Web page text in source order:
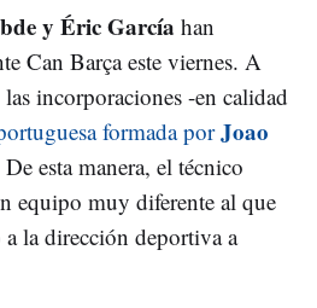
y Éric García han
Can Barça este viernes. A
incorporaciones -en calidad
formada porJoao
De esta manera, el técnico
equipo muy diferente al que
la dirección deportiva a